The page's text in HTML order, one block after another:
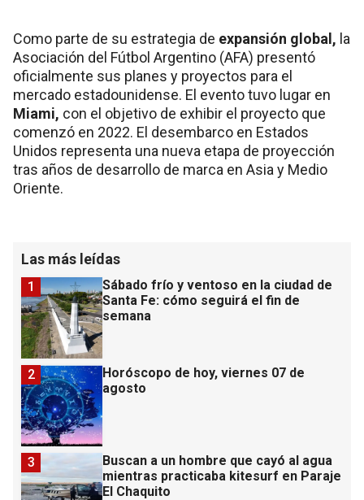
Como parte de su estrategia de expansión global, la
Asociación del Fútbol Argentino (AFA) presentó
oficialmente sus planes y proyectos para el
mercado estadounidense. El evento tuvo lugar en
Miami, con el objetivo de exhibir el proyecto que
comenzó en 2022. El desembarco en Estados
Unidos representa una nueva etapa de proyección
tras años de desarrollo de marca en Asia y Medio
Oriente.
Las más leídas
Sábado frío y ventoso en la ciudad de
Santa Fe: cómo seguirá el fin de
semana
1
Horóscopo de hoy, viernes 07 de
agosto
2
Buscan a un hombre que cayó al agua
mientras practicaba kitesurf en Paraje
El Chaquito
3